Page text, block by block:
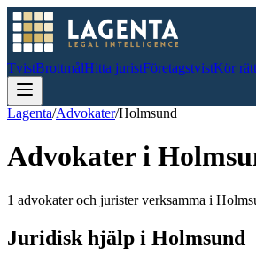
TvistBrottmålHitta juristFöretagstvistKör
Lagenta/Advokater/Holmsund
Advokater i
1 advokater och jurister verksamma i
Juridisk hjälp i Holmsund